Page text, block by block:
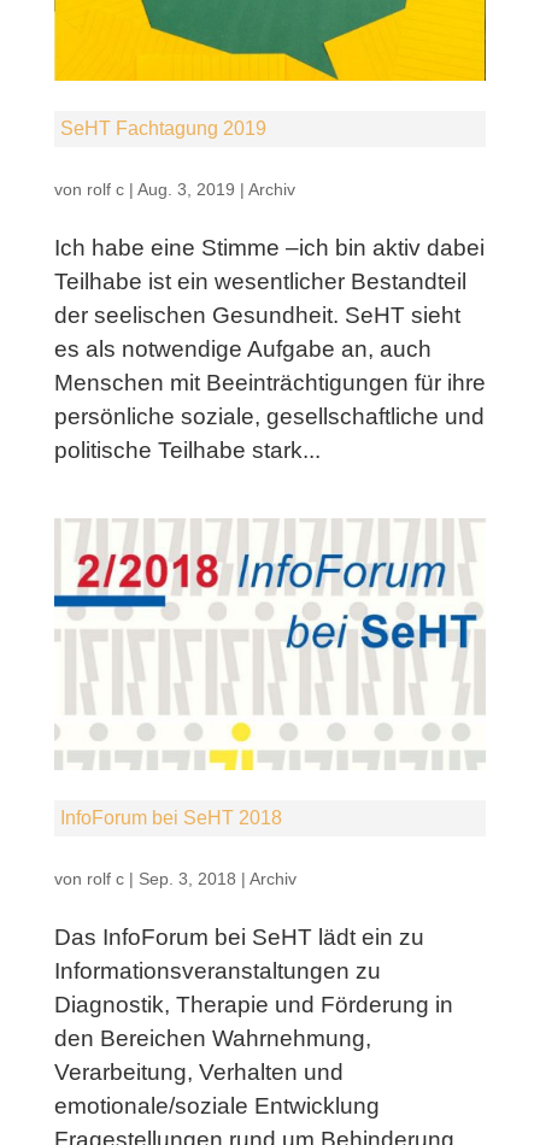
SeHT Fachtagung 2019
von rolf c| Aug. 3, 2019 | Archiv
Ich habe eine Stimme –ich bin aktiv dabei
Teilhabe ist ein wesentlicher Bestandteil
der seelischen Gesundheit. SeHT sieht
es als notwendige Aufgabe an, auch
Menschen mit Beeinträchtigungen für ihre
persönliche soziale, gesellschaftliche und
politische Teilhabe stark...
InfoForum bei SeHT 2018
von rolf c| Sep. 3, 2018 | Archiv
Das InfoForum bei SeHT lädt ein zu
Informationsveranstaltungen zu
Diagnostik, Therapie und Förderung in
den Bereichen Wahrnehmung,
Verarbeitung, Verhalten und
emotionale/soziale Entwicklung
Fragestellungen rund um Behinderung,